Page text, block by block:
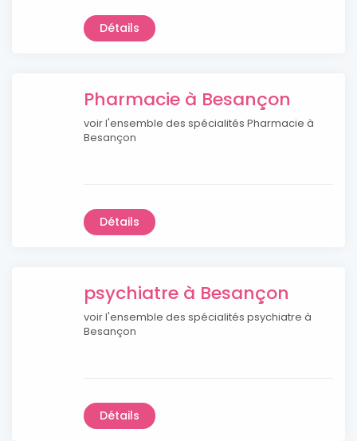
Détails
Pharmacie à Besançon
voir l'ensemble des spécialités Pharmacie à
Besançon
Détails
psychiatre à Besançon
voir l'ensemble des spécialités psychiatre à
Besançon
Détails